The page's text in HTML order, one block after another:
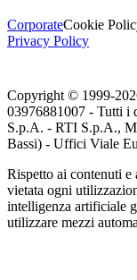
CorporateCookie
Privacy Policy
Copyright © 1999-
03976881007 - Tutti i
S.p.A. - RTI S.p.A.,
Bassi) - Uffici Viale
Rispetto ai contenuti e
vietata ogni
intelligenza artificiale
utilizzare mezzi